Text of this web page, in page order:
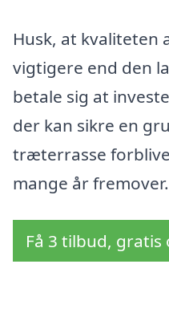
Husk, at kvaliteten
vigtigere end den
betale sig at
der kan sikre en
træterrasse
mange år fremover.
Få 3 tilbud,